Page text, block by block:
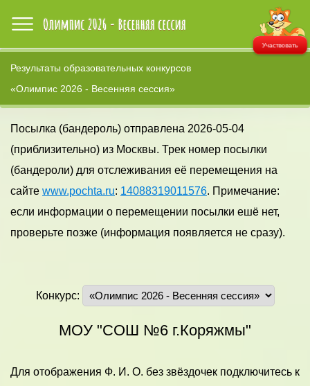
Участвовать
Результаты образовательных конкурсов
«Олимпис 2026 - Весенняя сессия»
Посылка (бандероль) отправлена 2026-05-04
(приблизительно) из Москвы. Трек номер посылки
(бандероли) для отслеживания её перемещения на
сайте www.pochta.ru: 14088319011576. Примечание:
если информации о перемещении посылки ешё нет,
проверьте позже (информация появляется не сразу).
Конкурс:
МОУ "СОШ №6 г.Коряжмы"
Для отображения Ф. И. О. без звёздочек подключитесь к